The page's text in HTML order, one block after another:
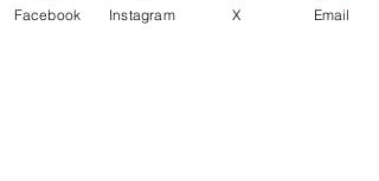
s@gmail.com
Facebook Instagram X Email